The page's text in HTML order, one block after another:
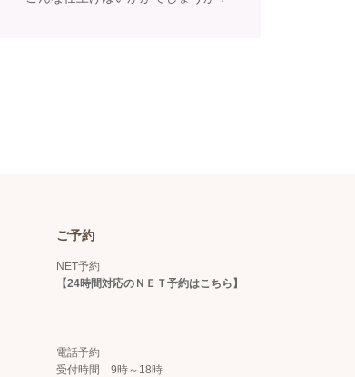
ご予約
NET予約
【24時間対応のＮＥＴ予約はこちら】
電話予約
受付時間 9時～18時